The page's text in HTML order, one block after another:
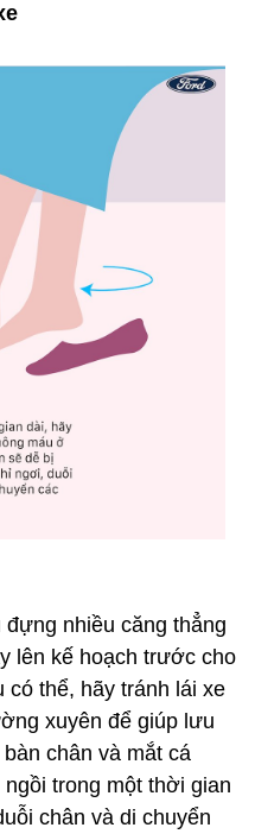
đựng nhiều căng thẳng
lên kế hoạch trước cho
có thể, hãy tránh lái xe
xuyên để giúp lưu
chân và mắt cá
trong một thời gian
chân và di chuyển